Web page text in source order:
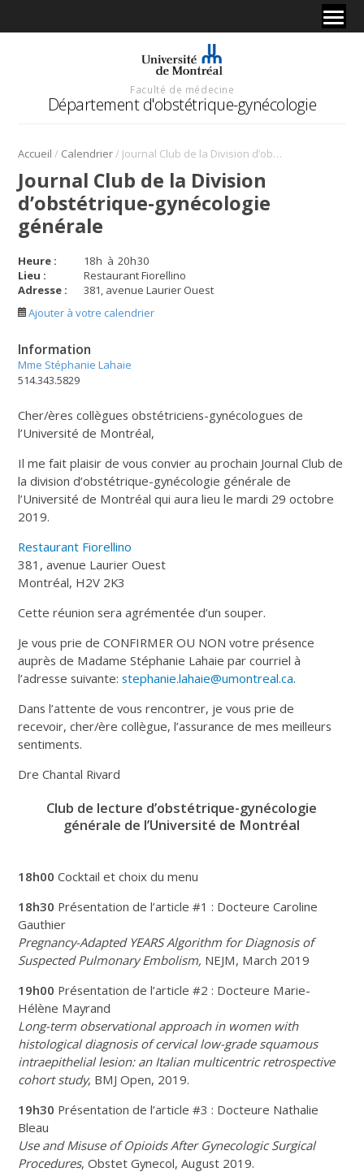
Faculté de médecine
Département d'obstétrique-gynécologie
Accueil / Calendrier/ Journal Club de la Division d’obstétrique-gynécologie générale
Journal Club de la Division
d’obstétrique-gynécologie
générale
Heure : 18h à 20h30
Lieu :
Restaurant Fiorellino
Adresse :
381, avenue Laurier Ouest
Ajouter à votre calendrier
Information
Mme Stéphanie Lahaie
514.343.5829
Cher/ères collègues obstétriciens-gynécologues de
l’Université de Montréal,
Il me fait plaisir de vous convier au prochain Journal Club de
la division d’obstétrique-gynécologie générale de
l’Université de Montréal qui aura lieu le mardi 29 octobre
2019.
Restaurant Fiorellino
381, avenue Laurier Ouest
Montréal, H2V 2K3
Cette réunion sera agrémentée d’un souper.
Je vous prie de CONFIRMER OU NON votre présence
auprès de Madame Stéphanie Lahaie par courriel à
l’adresse suivante:stephanie.lahaie@umontreal.ca.
Dans l’attente de vous rencontrer, je vous prie de
recevoir, cher/ère collègue, l’assurance de mes meilleurs
sentiments.
Dre Chantal Rivard
Club de lecture d’obstétrique-gynécologie
générale de l’Université de Montréal
18h00 Cocktail et choix du menu
18h30 Présentation de l’article #1 : Docteure Caroline
Gauthier
Pregnancy-Adapted YEARS Algorithm for Diagnosis of
Suspected Pulmonary Embolism, NEJM, March 2019
19h00 Présentation de l’article #2 : Docteure Marie-
Hélène Mayrand
Long-term observational approach in women with
histological diagnosis of cervical low-grade squamous
intraepithelial lesion: an Italian multicentric retrospective
cohort study, BMJ Open, 2019.
19h30 Présentation de l’article #3 : Docteure Nathalie
Bleau
Use and Misuse of Opioids After Gynecologic Surgical
Procedures, Obstet Gynecol, August 2019.